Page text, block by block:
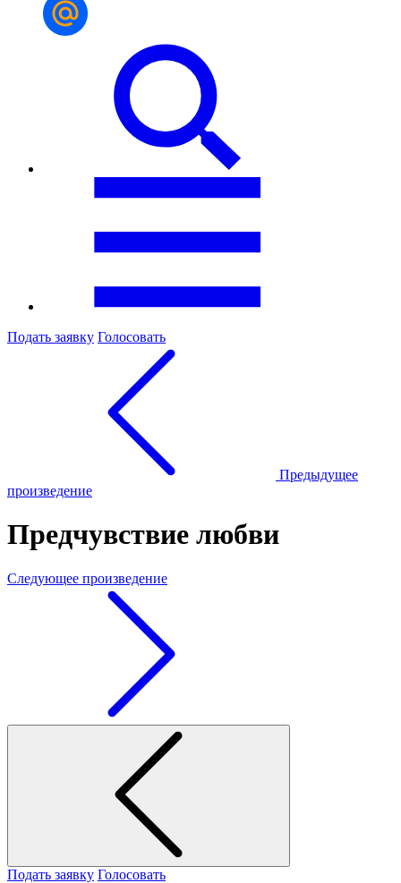
Подать заявку Голосовать
Предыдущее
произведение
Предчувствие любви
Следующее произведение
Подать заявку Голосовать